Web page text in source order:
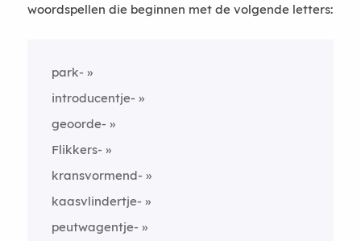
woordspellen die beginnen met de volgende letters:
park-
introducentje-
geoorde-
Flikkers-
kransvormend-
kaasvlindertje-
peutwagentje-